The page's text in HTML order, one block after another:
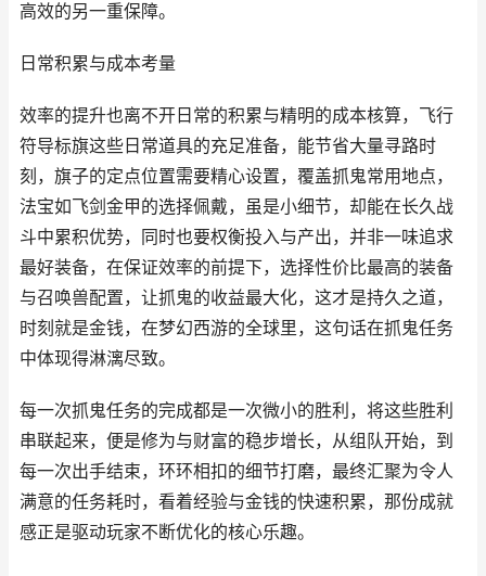
高效的另一重保障。
日常积累与成本考量
效率的提升也离不开日常的积累与精明的成本核算，飞行
符导标旗这些日常道具的充足准备，能节省大量寻路时
刻，旗子的定点位置需要精心设置，覆盖抓鬼常用地点，
法宝如飞剑金甲的选择佩戴，虽是小细节，却能在长久战
斗中累积优势，同时也要权衡投入与产出，并非一味追求
最好装备，在保证效率的前提下，选择性价比最高的装备
与召唤兽配置，让抓鬼的收益最大化，这才是持久之道，
时刻就是金钱，在梦幻西游的全球里，这句话在抓鬼任务
中体现得淋漓尽致。
每一次抓鬼任务的完成都是一次微小的胜利，将这些胜利
串联起来，便是修为与财富的稳步增长，从组队开始，到
每一次出手结束，环环相扣的细节打磨，最终汇聚为令人
满意的任务耗时，看着经验与金钱的快速积累，那份成就
感正是驱动玩家不断优化的核心乐趣。